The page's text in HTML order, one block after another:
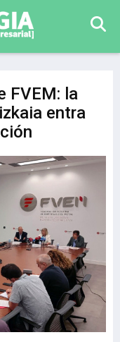
FVEM: la
entra